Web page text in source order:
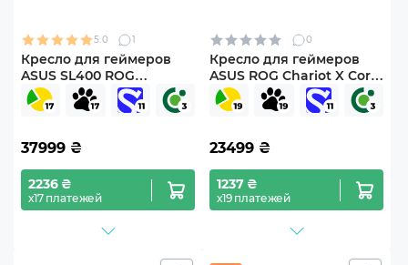
5.0 1
Кресло для геймеров
ASUS SL400 ROG
DESTRIER ERGO
37999 ₴
2236 ₴
х17 платежей
0
Кресло для геймеров
ASUS ROG Chariot X Core
(Wide) Black (90GC01N0-
MSG040)
23499 ₴
1237 ₴
х19 платежей